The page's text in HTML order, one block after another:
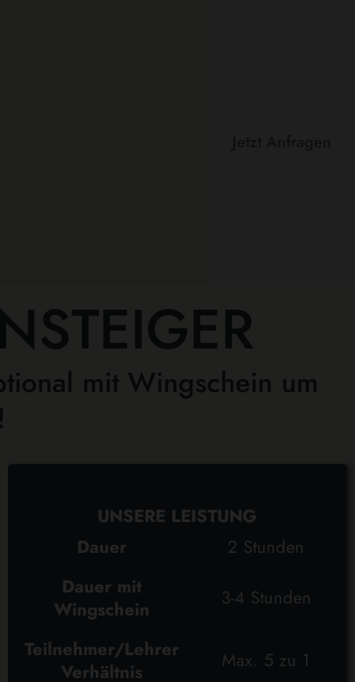
mit Wingschein um
UNSERE LEISTUNG
Dauer
2 Stunden
Dauer mit
Wingschein
3-4 Stunden
Teilnehmer/Lehrer
Verhältnis
Max. 5 zu 1